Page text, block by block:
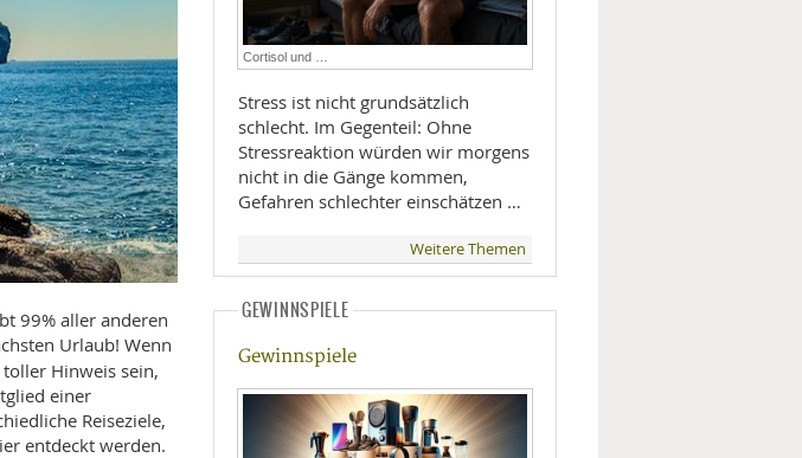
LIFESTYLE
99% aller anderen
Urlaub! Wenn
Hinweis sein,
einer
Reiseziele,
entdeckt werden.
Cortisol und …
Stress ist nicht grundsätzlich
schlecht. Im Gegenteil: Ohne
Stressreaktion würden wir morgens
nicht in die Gänge kommen,
Gefahren schlechter einschätzen …
Weitere Themen
GEWINNSPIELE
Gewinnspiele